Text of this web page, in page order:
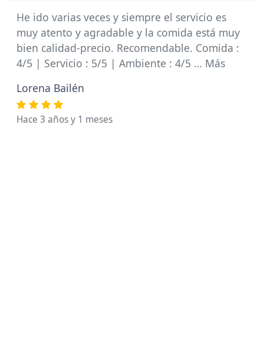
He ido varias veces y siempre el servicio es
muy atento y agradable y la comida está muy
bien calidad-precio. Recomendable. Comida :
4/5 | Servicio : 5/5 | Ambiente : 4/5 … Más
Lorena Bailén
Hace 3 años y 1 meses